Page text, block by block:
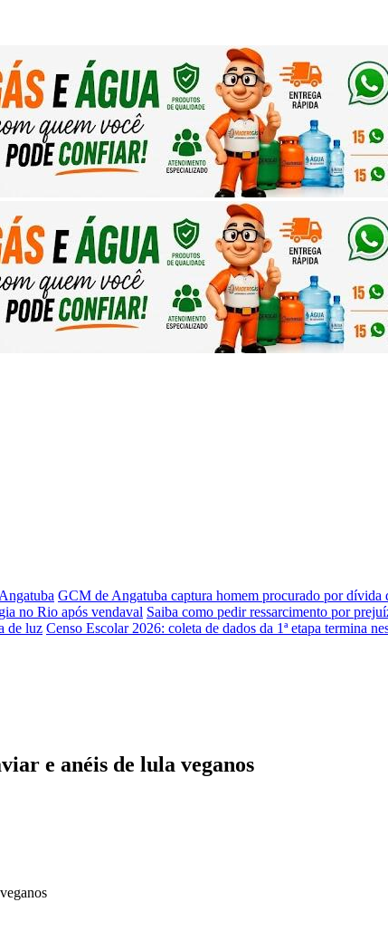
GCM de Angatuba captura homem procurado por dívida
no Rio após vendaval Saiba como pedir ressarcimento por
de luz Censo Escolar 2026: coleta de dados da 1ª etapa termina
e anéis de lula veganos